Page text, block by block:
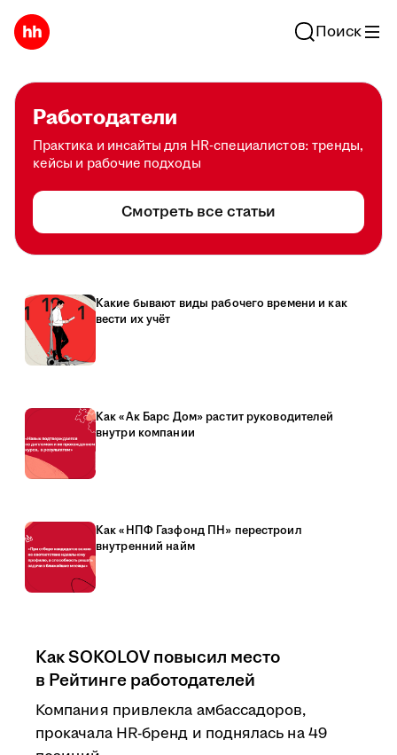
Поиск
Работодатели
Практика и инсайты для HR-специалистов: тренды,
кейсы и рабочие подходы
Смотреть все статьи
Какие бывают виды рабочего времени и как
вести их учёт
Как «Ак Барс Дом» растит руководителей
внутри компании
Как «НПФ Газфонд ПН» перестроил
внутренний найм
Как SOKOLOV повысил место
в Рейтинге работодателей
Компания привлекла амбассадоров,
прокачала HR-бренд и поднялась на 49